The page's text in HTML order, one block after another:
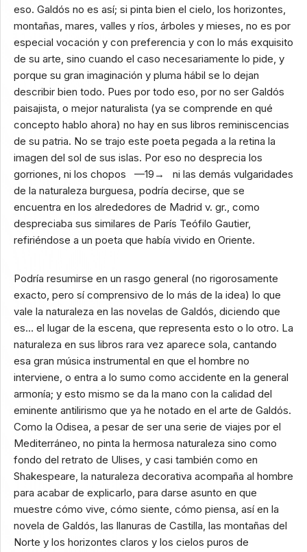
eso. Galdós no es así; si pinta bien el cielo, los horizontes,
montañas, mares, valles y ríos, árboles y mieses, no es por
especial vocación y con preferencia y con lo más exquisito
de su arte, sino cuando el caso necesariamente lo pide, y
porque su gran imaginación y pluma hábil se lo dejan
describir bien todo. Pues por todo eso, por no ser Galdós
paisajista, o mejor naturalista (ya se comprende en qué
concepto hablo ahora) no hay en sus libros reminiscencias
de su patria. No se trajo este poeta pegada a la retina la
imagen del sol de sus islas. Por eso no desprecia los
gorriones, ni los chopos —19→ ni las demás vulgaridades
de la naturaleza burguesa, podría decirse, que se
encuentra en los alrededores de Madrid v. gr., como
despreciaba sus similares de París Teófilo Gautier,
refiriéndose a un poeta que había vivido en Oriente.
Podría resumirse en un rasgo general (no rigorosamente
exacto, pero sí comprensivo de lo más de la idea) lo que
vale la naturaleza en las novelas de Galdós, diciendo que
es… el lugar de la escena, que representa esto o lo otro. La
naturaleza en sus libros rara vez aparece sola, cantando
esa gran música instrumental en que el hombre no
interviene, o entra a lo sumo como accidente en la general
armonía; y esto mismo se da la mano con la calidad del
eminente antilirismo que ya he notado en el arte de Galdós.
Como la Odisea, a pesar de ser una serie de viajes por el
Mediterráneo, no pinta la hermosa naturaleza sino como
fondo del retrato de Ulises, y casi también como en
Shakespeare, la naturaleza decorativa acompaña al hombre
para acabar de explicarlo, para darse asunto en que
muestre cómo vive, cómo siente, cómo piensa, así en la
novela de Galdós, las llanuras de Castilla, las montañas del
Norte y los horizontes claros y los cielos puros de